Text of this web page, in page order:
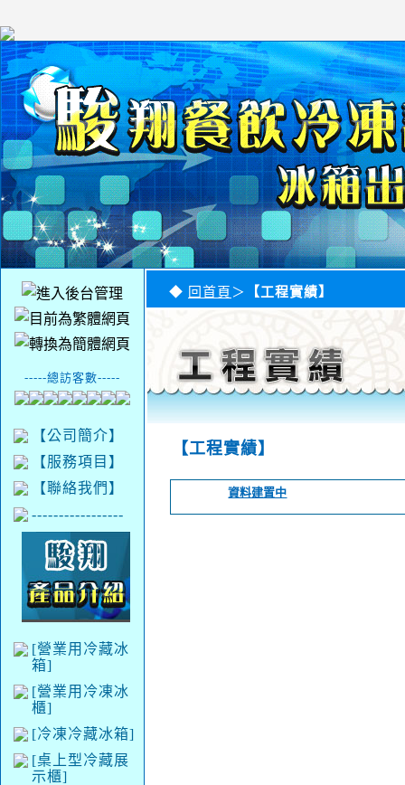
-----總訪客數-----
【公司簡介】
【服務項目】
【聯絡我們】
-----------------
[營業用冷藏冰
箱]
[營業用冷凍冰
櫃]
[冷凍冷藏冰箱]
[桌上型冷藏展
示櫃]
◆ 回首頁 ＞ 【工程實績】
【工程實績】
資料建置中